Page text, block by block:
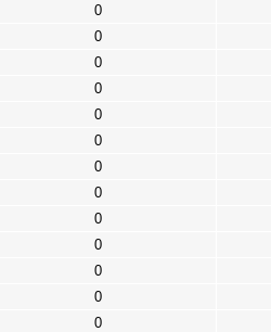
0
0
0
0
0
0
0
0
0
0
0
0
0